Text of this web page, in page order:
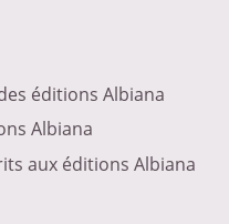
éditions Albiana
Albiana
aux éditions Albiana